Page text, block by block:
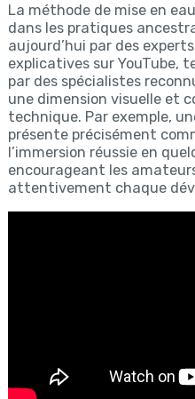
La méthode de mise en
dans les pratiques
aujourd’hui par des
explicatives sur YouTube,
par des spécialistes
une dimension visuelle et
technique. Par exemple,
présente précisément
l’immersion réussie en
encourageant les
attentivement chaque